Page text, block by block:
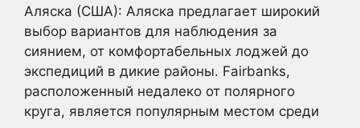
Аляска (США): Аляска предлагает широкий
выбор вариантов для наблюдения за
сиянием, от комфортабельных лоджей до
экспедиций в дикие районы. Fairbanks,
расположенный недалеко от полярного
круга, является популярным местом среди